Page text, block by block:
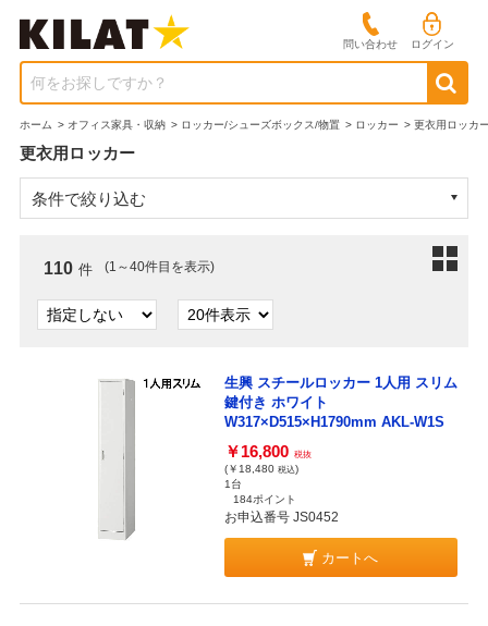
問い合わせ ログイン
何をお探しですか？
ホーム > オフィス家具・収納 > ロッカー/シューズボックス/物置 > ロッカー > 更衣用ロッカ
更衣用ロッカー
条件で絞り込む
110 件 (1～40件目を表示)
生興 スチールロッカー 1人用 スリム
鍵付き ホワイト
W317×D515×H1790mm AKL-W1S
￥16,800 税抜
(￥18,480 税込)
1台
184ポイント
お申込番号 JS0452
カートへ